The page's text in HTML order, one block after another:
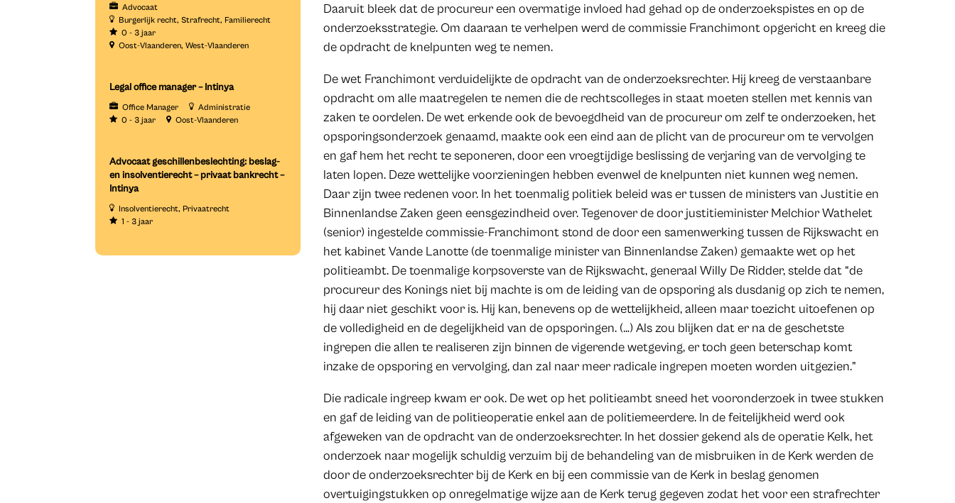
Advocaat
Burgerlijk recht Strafrecht Familierecht
0 - 3 jaar
Oost-Vlaanderen West-Vlaanderen
Legal office manager – Intinya
Office Manager
Administratie
0 - 3 jaar
Oost-Vlaanderen
Advocaat geschillenbeslechting: beslag-
en insolventierecht – privaat bankrecht –
Intinya
Insolventierecht Privaatrecht
1 - 3 jaar
Daaruit bleek dat de procureur een overmatige invloed had gehad op de onderzoekspistes en op de
onderzoeksstrategie. Om daaraan te verhelpen werd de commissie Franchimont opgericht en kreeg die
de opdracht de knelpunten weg te nemen.
De wet Franchimont verduidelijkte de opdracht van de onderzoeksrechter. Hij kreeg de verstaanbare
opdracht om alle maatregelen te nemen die de rechtscolleges in staat moeten stellen met kennis van
zaken te oordelen. De wet erkende ook de bevoegdheid van de procureur om zelf te onderzoeken, het
opsporingsonderzoek genaamd, maakte ook een eind aan de plicht van de procureur om te vervolgen
en gaf hem het recht te seponeren, door een vroegtijdige beslissing de verjaring van de vervolging te
laten lopen. Deze wettelijke voorzieningen hebben evenwel de knelpunten niet kunnen weg nemen.
Daar zijn twee redenen voor. In het toenmalig politiek beleid was er tussen de ministers van Justitie en
Binnenlandse Zaken geen eensgezindheid over. Tegenover de door justitieminister Melchior Wathelet
(senior) ingestelde commissie-Franchimont stond de door een samenwerking tussen de Rijkswacht en
het kabinet Vande Lanotte (de toenmalige minister van Binnenlandse Zaken) gemaakte wet op het
politieambt. De toenmalige korpsoverste van de Rijkswacht, generaal Willy De Ridder, stelde dat “de
procureur des Konings niet bij machte is om de leiding van de opsporing als dusdanig op zich te nemen,
hij daar niet geschikt voor is. Hij kan, benevens op de wettelijkheid, alleen maar toezicht uitoefenen op
de volledigheid en de degelijkheid van de opsporingen. (…) Als zou blijken dat er na de geschetste
ingrepen die allen te realiseren zijn binnen de vigerende wetgeving, er toch geen beterschap komt
inzake de opsporing en vervolging, dan zal naar meer radicale ingrepen moeten worden uitgezien.”
Die radicale ingreep kwam er ook. De wet op het politieambt sneed het vooronderzoek in twee stukken
en gaf de leiding van de politieoperatie enkel aan de politiemeerdere. In de feitelijkheid werd ook
afgeweken van de opdracht van de onderzoeksrechter. In het dossier gekend als de operatie Kelk, het
onderzoek naar mogelijk schuldig verzuim bij de behandeling van de misbruiken in de Kerk werden de
door de onderzoeksrechter bij de Kerk en bij een commissie van de Kerk in beslag genomen
overtuigingstukken op onregelmatige wijze aan de Kerk terug gegeven zodat het voor een strafrechter